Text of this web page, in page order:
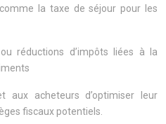
la taxe de séjour pour les
réductions d’impôts liées à la
aux acheteurs d’optimiser leur
fiscaux potentiels.